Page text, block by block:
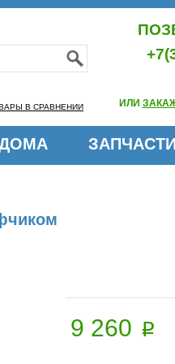
В СРАВНЕНИИ ИЛИ
ЗАПЧАСТИ
9 260 p